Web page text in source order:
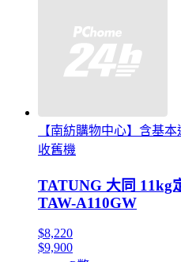
【南紡購物中心】含基
收舊機
TATUNG 大同 11kg
TAW-A110GW
$8,220
$9,900